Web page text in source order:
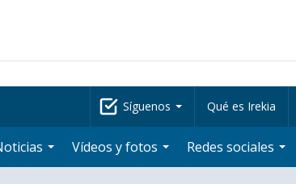
Síguenos Qué es Irekia
Vídeos y fotos Redes sociales